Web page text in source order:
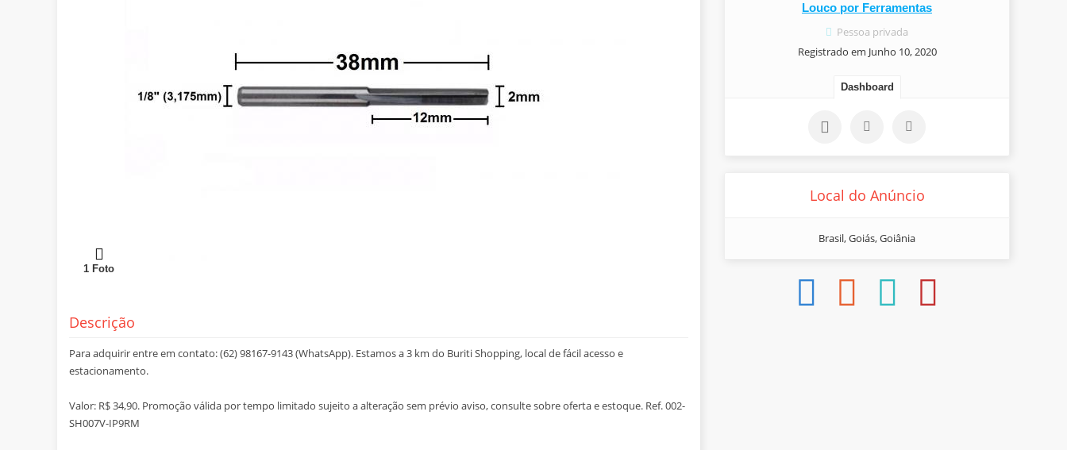
1 Foto
Descrição
Para adquirir entre em contato: (62) 98167-9143 (WhatsApp). Estamos a 3 km do Buriti Shopping, local de fácil acesso e
estacionamento.
Valor: R$ 34,90. Promoção válida por tempo limitado sujeito a alteração sem prévio aviso, consulte sobre oferta e estoque. Ref. 002-
SH007V-IP9RM
Louco por Ferramentas
Pessoa privada
Registrado em Junho 10, 2020
Dashboard
Local do Anúncio
Brasil, Goiás, Goiânia